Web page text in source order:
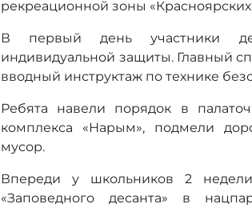
рекреационной зоны «Красноярских
В первый день участники
индивидуальной защиты. Главный
вводный инструктаж по технике
Ребята навели порядок в
комплекса «Нарым», подмели
мусор.
Впереди у школьников 2
«Заповедного десанта» в